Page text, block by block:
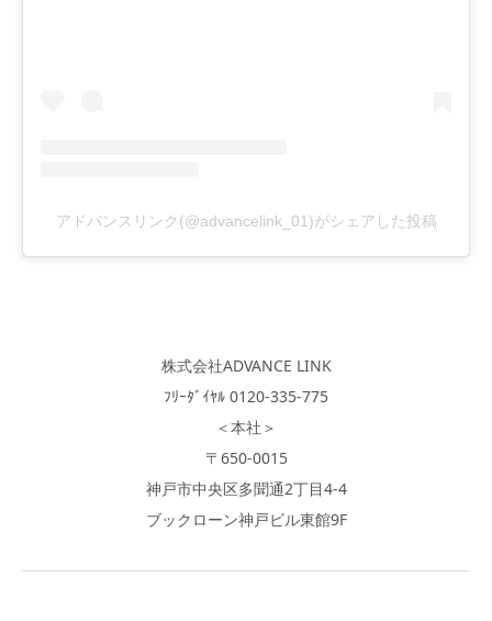
アドバンスリンク(@advancelink_01)がシェアした投稿
株式会社ADVANCE LINK
ﾌﾘｰﾀﾞｲﾔﾙ 0120-335-775
＜本社＞
〒650-0015
神戸市中央区多聞通2丁目4-4
ブックローン神戸ビル東館9F